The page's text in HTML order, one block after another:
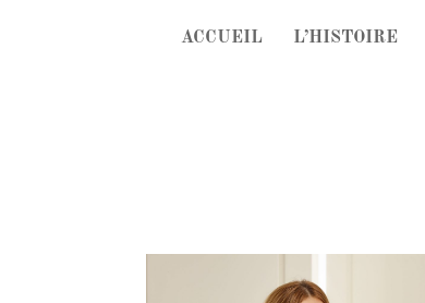
ACCUEIL L’HISTOIRE